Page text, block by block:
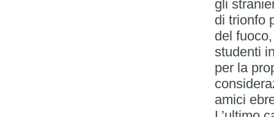
gli
di trionfo
del
studenti
per la
amici